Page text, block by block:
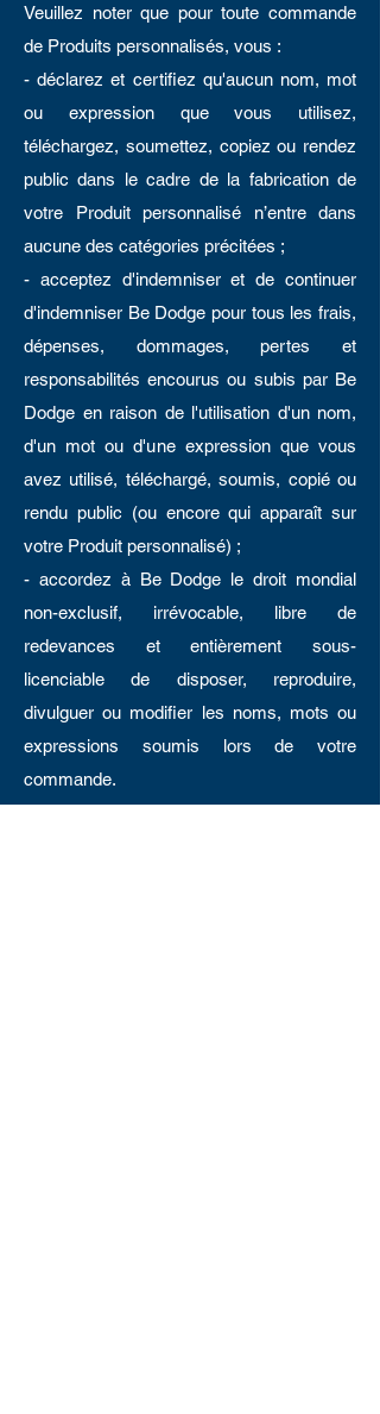
Veuillez noter que pour toute commande
de Produits personnalisés, vous :
- déclarez et certifiez qu'aucun nom, mot
ou expression que vous utilisez,
téléchargez, soumettez, copiez ou rendez
public dans le cadre de la fabrication de
votre Produit personnalisé n’entre dans
aucune des catégories précitées ;
- acceptez d'indemniser et de continuer
d'indemniser Be Dodge pour tous les frais,
dépenses, dommages, pertes et
responsabilités encourus ou subis par Be
Dodge en raison de l'utilisation d'un nom,
d'un mot ou d'une expression que vous
avez utilisé, téléchargé, soumis, copié ou
rendu public (ou encore qui apparaît sur
votre Produit personnalisé) ;
- accordez à Be Dodge le droit mondial
non-exclusif, irrévocable, libre de
redevances et entièrement sous-
licenciable de disposer, reproduire,
divulguer ou modifier les noms, mots ou
expressions soumis lors de votre
commande.